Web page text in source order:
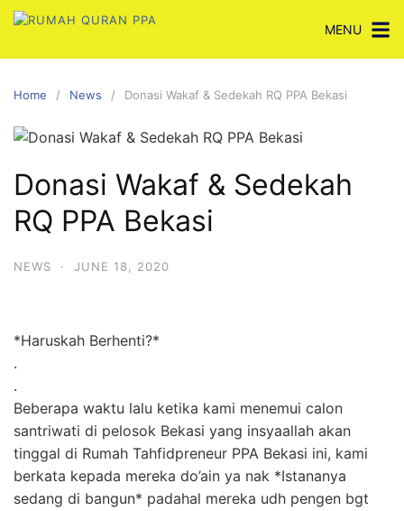
Skip
content
MENU
Home News Donasi Wakaf & Sedekah RQ PPA Bekasi
Donasi Wakaf & Sedekah
RQ PPA Bekasi
NEWS · JUNE 18, 2020
*Haruskah Berhenti?*
.
.
Beberapa waktu lalu ketika kami menemui calon
santriwati di pelosok Bekasi yang insyaallah akan
tinggal di Rumah Tahfidpreneur PPA Bekasi ini, kami
berkata kepada mereka do’ain ya nak *Istananya
sedang di bangun* padahal mereka udh pengen bgt